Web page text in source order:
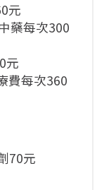
元
藥每次300
元
費每次360
70元